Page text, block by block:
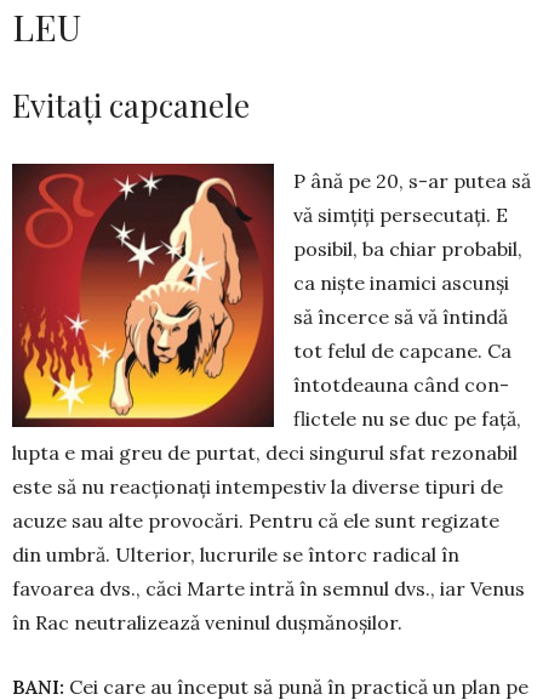
LEU
Evitați capcanele
P ână pe 20, s-ar putea să
vă simțiți persecutați. E
posibil, ba chiar probabil,
ca niște ina­mici ascunși
să încerce să vă în­tindă
tot felul de capcane. Ca
întot­dea­una când con­
flic­­tele nu se duc pe față,
lupta e mai greu de pur­tat, deci sin­gurul sfat rezo­nabil
este să nu re­acționați intem­pestiv la di­verse tipuri de
acuze sau alte pro­vocări. Pentru că ele sunt regizate
din umbră. Ulterior, lu­crurile se întorc ra­dical în
favoarea dvs., căci Marte intră în semnul dvs., iar Venus
în Rac neu­tralizează veninul dușmănoșilor.
BANI: Cei care au început să pună în practică un plan pe